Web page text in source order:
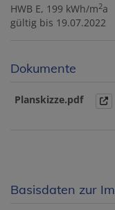
HWB E, 199 kWh/m2a
gültig bis 19.07.2022
Dokumente
Planskizze.pdf
Basisdaten zur